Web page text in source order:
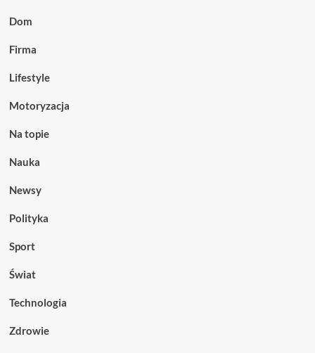
Dom
Firma
Lifestyle
Motoryzacja
Na topie
Nauka
Newsy
Polityka
Sport
Świat
Technologia
Zdrowie